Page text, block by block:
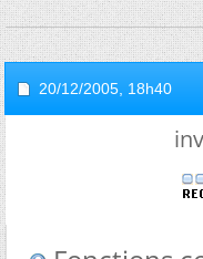
20/12/2005, 18h40